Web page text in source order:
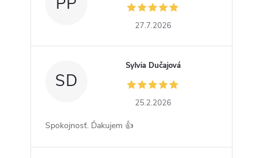
27.7.2026
SD
Sylvia Dučajová
25.2.2026
Spokojnosť. Ďakujem 👍